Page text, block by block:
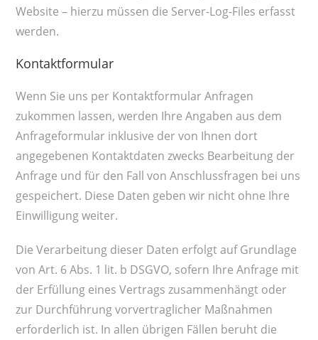
Website – hierzu müssen die Server-Log-Files erfasst
werden.
Kontaktformular
Wenn Sie uns per Kontaktformular Anfragen
zukommen lassen, werden Ihre Angaben aus dem
Anfrageformular inklusive der von Ihnen dort
angegebenen Kontaktdaten zwecks Bearbeitung der
Anfrage und für den Fall von Anschlussfragen bei uns
gespeichert. Diese Daten geben wir nicht ohne Ihre
Einwilligung weiter.
Die Verarbeitung dieser Daten erfolgt auf Grundlage
von Art. 6 Abs. 1 lit. b DSGVO, sofern Ihre Anfrage mit
der Erfüllung eines Vertrags zusammenhängt oder
zur Durchführung vorvertraglicher Maßnahmen
erforderlich ist. In allen übrigen Fällen beruht die